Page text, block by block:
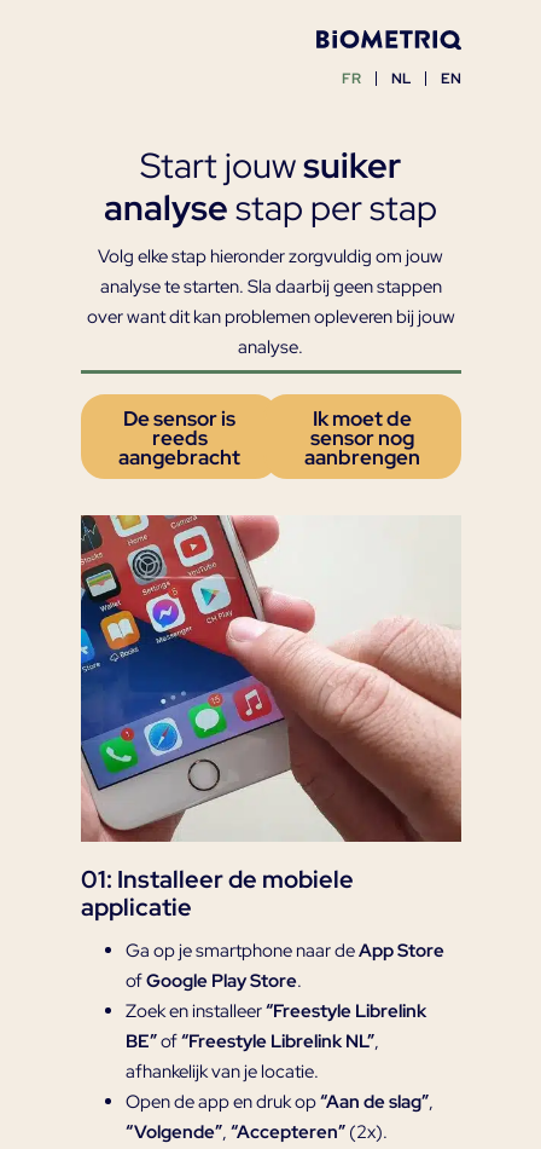
FR NL EN
Start jouwsuiker
analysestap per stap​
Volg elke stap hieronder zorgvuldig om jouw
analyse te starten. Sla daarbij geen stappen
over want dit kan problemen opleveren bij jouw
analyse.
De sensor is
reeds
aangebracht
Ik moet de
sensor nog
aanbrengen
01: Installeer de mobiele
applicatie
Ga op je smartphone naar deApp Store
ofGoogle Play Store.
Zoek en installeer“Freestyle Librelink
BE”of“Freestyle Librelink NL”,
afhankelijk van je locatie.
Open de app en druk op“Aan de slag”,
“Volgende”, “Accepteren” (2x).